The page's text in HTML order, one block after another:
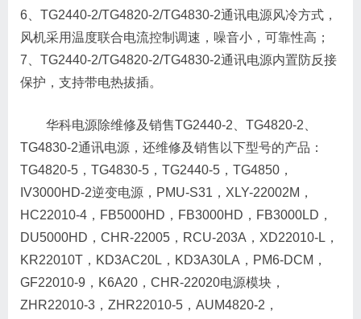
6、TG2440-2/TG4820-2/TG4830-2通讯电源风冷方式，
风机采用温度联合电流控制调速，噪音小，可靠性高；
7、TG2440-2/TG4820-2/TG4830-2通讯电源内置防反接
保护，支持带电热拔插。
华科电源除维修及销售TG2440-2、TG4820-2、
TG4830-2通讯电源，还维修及销售以下型号的产品：
TG4820-5，TG4830-5，TG2440-5，TG4850，
IV3000HD-2逆变电源，PMU-S31，XLY-22002M，
HC22010-4，FB5000HD，FB3000HD，FB3000LD，
DU5000HD，CHR-22005，RCU-203A，XD22010-L，
KR22010T，KD3AC20L，KD3A30LA，PM6-DCM，
GF22010-9，K6A20，CHR-22020电源模块，
ZHR22010-3，ZHR22010-5，AUM4820-2，